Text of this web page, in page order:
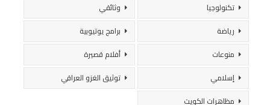
تكنولوجيا
وثائقي
رياضة
برامج يوتيوبية
منوعات
أفلام قصيرة
إسلامي
توثيق الغزو العراقي
مظاهرات الكويت